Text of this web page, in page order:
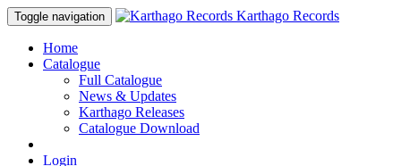
Toggle navigation Karthago Records
Home
Catalogue
Full Catalogue
News & Updates
Karthago Releases
Catalogue Download
Login